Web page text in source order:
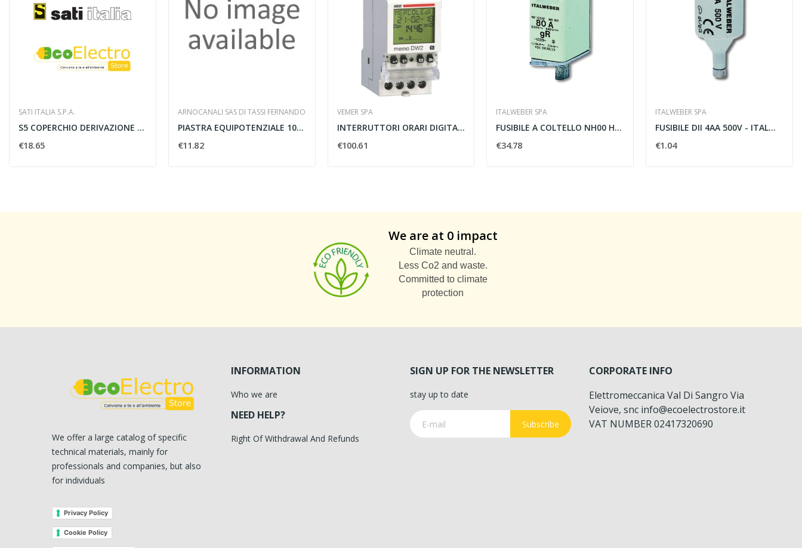
SATI ITALIA S.P.A.
S5 COPERCHIO DERIVAZIONE LATERALE PIANA A T B...
€18.65
ARNOCANALI SAS DI TASSI FERNANDO
PIASTRA EQUIPOTENZIALE 10 FORI
€11.82
VEMER SPA
INTERRUTTORI ORARI DIGITALI MEMO DW2 DA BARRA...
€100.61
ITALWEBER SPA
FUSIBILE A COLTELLO NH00 HRC AR 160A 690V -...
€34.78
ITALWEBER SPA
FUSIBILE DII 4AA 500V - ITALWEBER 1221004
€1.04
We are at 0 impact
Climate neutral.
Less Co2 and waste.
Committed to climate
protection
We offer a large catalog of specific
technical materials, mainly for
professionals and companies, but also
for individuals
Privacy Policy
Cookie Policy
INFORMATION
Who we are
NEED HELP?
Right Of Withdrawal And Refunds
SIGN UP FOR THE NEWSLETTER
stay up to date
Subscribe
CORPORATE INFO
Elettromeccanica Val Di Sangro Via
Veiove, snc info@ecoelectrostore.it
VAT NUMBER 02417320690